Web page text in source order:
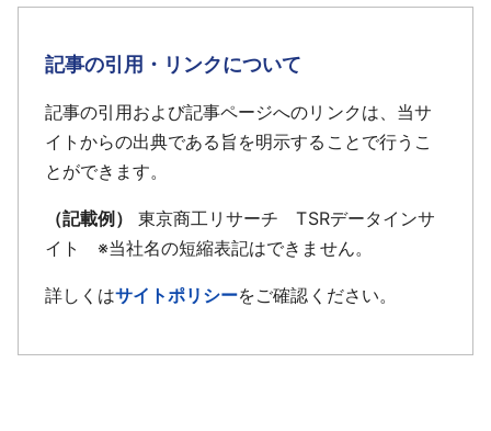
記事の引用・リンクについて
記事の引用および記事ページへのリンクは、当サ
イトからの出典である旨を明示することで行うこ
とができます。
（記載例）
東京商工リサーチ TSRデータインサ
イト ※当社名の短縮表記はできません。
詳しくはサイトポリシーをご確認ください。